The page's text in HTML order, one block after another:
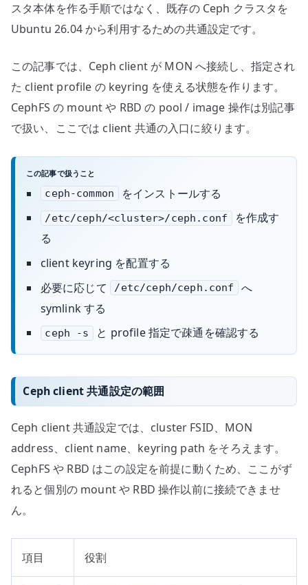
スタ本体を作る手順ではなく、既存の Ceph クラスタを
Ubuntu 26.04 から利用するための共通設定です。
この記事では、Ceph client が MON へ接続し、指定され
た client profile の keyring を使える状態を作ります。
CephFS の mount や RBD の pool / image 操作は別記事
で扱い、ここでは client 共通の入口に絞ります。
この記事で扱うこと
ceph-common をインストールする
/etc/ceph/<cluster>/ceph.conf
を作成す
る
client keyring を配置する
必要に応じて
/etc/ceph/ceph.conf
へ
symlink する
ceph -s と profile 指定で疎通を確認する
Ceph client 共通設定の範囲
Ceph client 共通設定では、cluster FSID、MON
address、client name、keyring path をそろえます。
CephFS や RBD はこの設定を前提に動くため、ここがず
れると個別の mount や RBD 操作以前に接続できませ
ん。
項目 役割